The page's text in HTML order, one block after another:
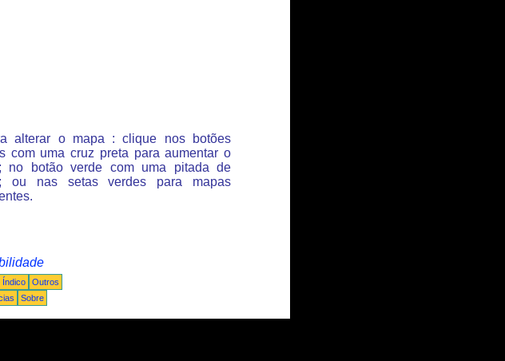
alterar o mapa : clique nos botões
com uma cruz preta para aumentar o
no botão verde com uma pitada de
ou nas setas verdes para mapas
Índico
Outros
Sobre